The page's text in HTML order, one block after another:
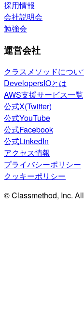
採用情報
会社説明会
勉強会
運営会社
クラスメソッドについ
DevelopersIOとは
AWS支援サービス一覧
公式X(Twitter)
公式YouTube
公式Facebook
公式LinkedIn
アクセス情報
プライバシーポリシー
クッキーポリシー
© Classmethod, Inc.